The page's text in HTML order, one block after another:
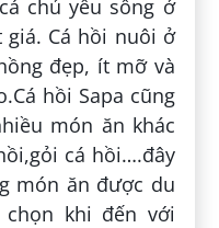
chủ yếu sống ở
giá. Cá hồi nuôi ở
đẹp, ít mỡ và
hồi Sapa cũng
món ăn khác
cá hồi….đây
món ăn được du
khi đến với